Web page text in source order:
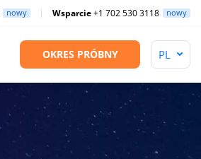
nowy Wsparcie+1 702 530 3118 nowy
OKRES PRÓBNY